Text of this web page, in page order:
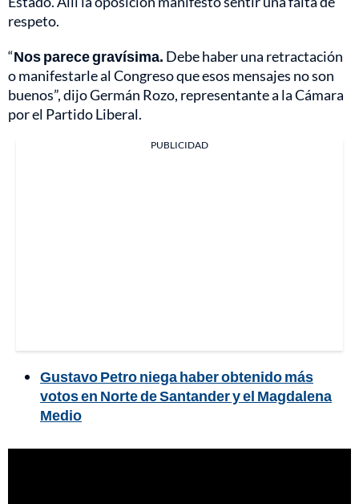
respeto.
“Nos parece gravísima. Debe haber una retractación
o manifestarle al Congreso que esos mensajes no son
buenos”, dijo Germán Rozo, representante a la Cámara
por el Partido Liberal.
PUBLICIDAD
Gustavo Petro niega haber obtenido más
votos en Norte de Santander y el Magdalena
Medio